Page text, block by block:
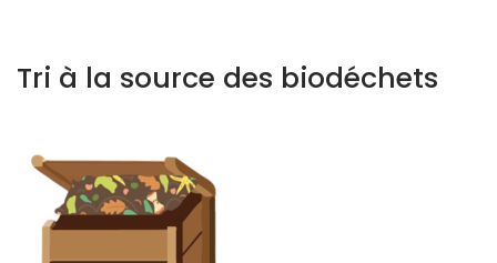
Tri à la source des biodéchets